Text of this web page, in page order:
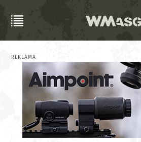
REKLAMA